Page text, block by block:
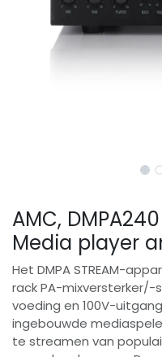
AMC,
Media player
Het DMPA STREAM-
rack PA-
voeding en 100V-
ingebouwde
te streamen van